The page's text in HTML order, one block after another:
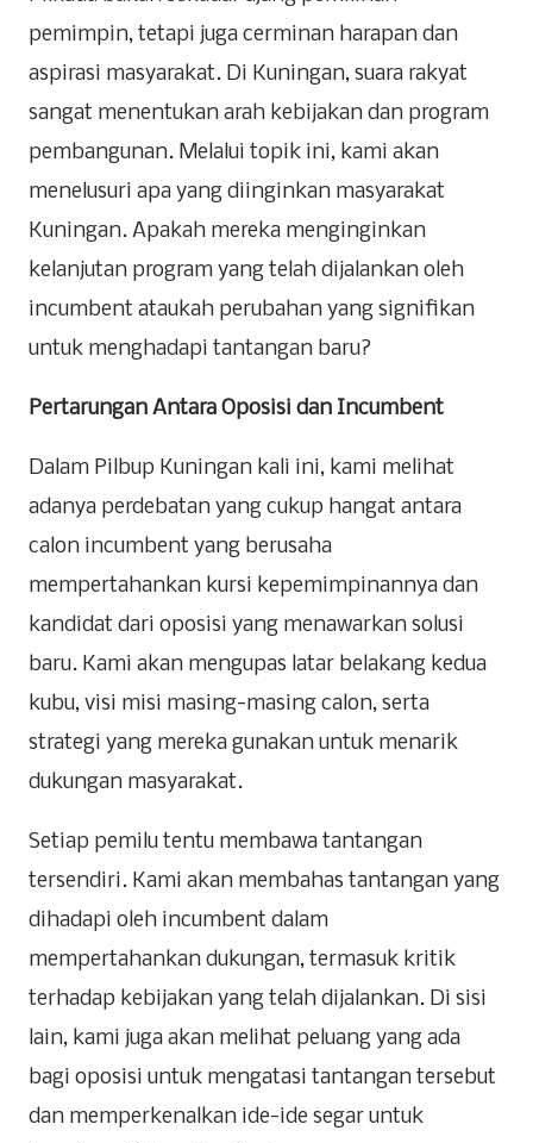
pemimpin, tetapi juga cerminan harapan dan
aspirasi masyarakat. Di Kuningan, suara rakyat
sangat menentukan arah kebijakan dan program
pembangunan. Melalui topik ini, kami akan
menelusuri apa yang diinginkan masyarakat
Kuningan. Apakah mereka menginginkan
kelanjutan program yang telah dijalankan oleh
incumbent ataukah perubahan yang signifikan
untuk menghadapi tantangan baru?
Pertarungan Antara Oposisi dan Incumbent
Dalam Pilbup Kuningan kali ini, kami melihat
adanya perdebatan yang cukup hangat antara
calon incumbent yang berusaha
mempertahankan kursi kepemimpinannya dan
kandidat dari oposisi yang menawarkan solusi
baru. Kami akan mengupas latar belakang kedua
kubu, visi misi masing-masing calon, serta
strategi yang mereka gunakan untuk menarik
dukungan masyarakat.
Setiap pemilu tentu membawa tantangan
tersendiri. Kami akan membahas tantangan yang
dihadapi oleh incumbent dalam
mempertahankan dukungan, termasuk kritik
terhadap kebijakan yang telah dijalankan. Di sisi
lain, kami juga akan melihat peluang yang ada
bagi oposisi untuk mengatasi tantangan tersebut
dan memperkenalkan ide-ide segar untuk